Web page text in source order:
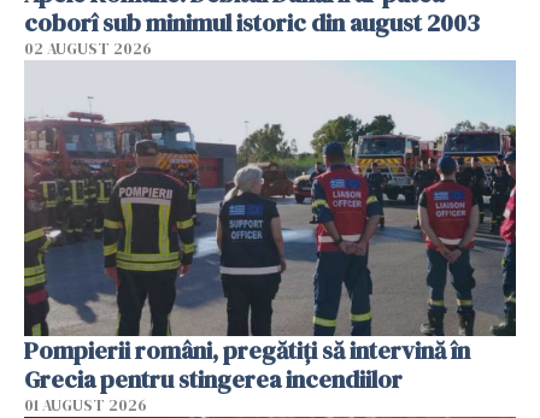
coborî sub minimul istoric din august 2003
02 AUGUST 2026
Pompierii români, pregătiţi să intervină în
Grecia pentru stingerea incendiilor
01 AUGUST 2026